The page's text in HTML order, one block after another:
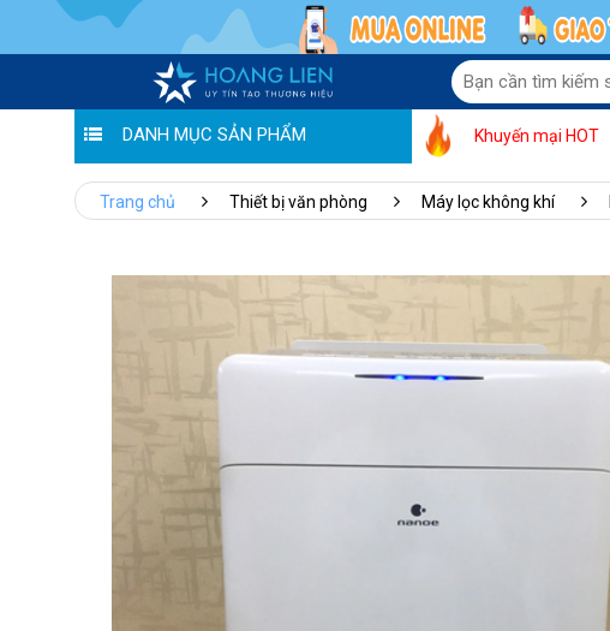
DANH MỤC SẢN PHẨM Khuyến mại HOT
Trang chủ Thiết bị văn phòng Máy lọc không khí